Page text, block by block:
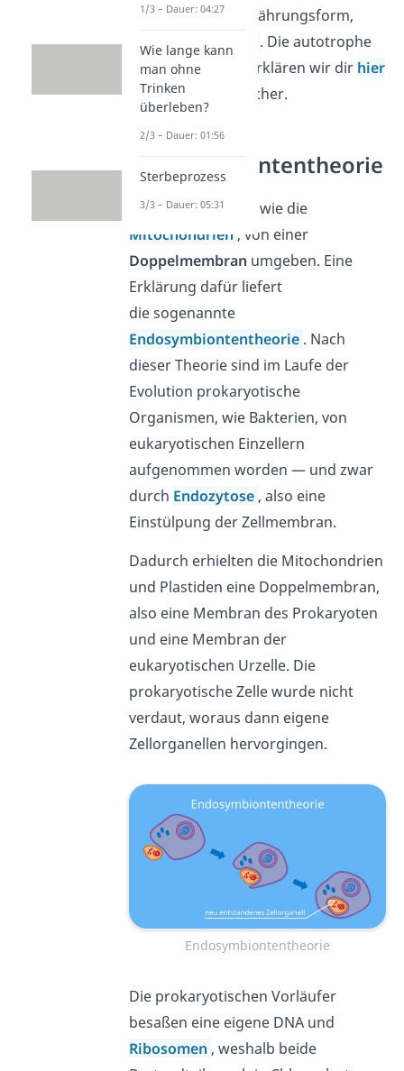
heterotrophen Ernährungsform,
bekommst du
. Die autotrophe
Ernährungsform erklären wir dir hier
im Video ausführlicher.
Endosymbiontentheorie
Ein Chloroplast ist, wie die
Mitochondrien , von einer
Doppelmembran umgeben. Eine
Erklärung dafür liefert
die sogenannte
Endosymbiontentheorie . Nach
dieser Theorie sind im Laufe der
Evolution prokaryotische
Organismen, wie Bakterien, von
eukaryotischen Einzellern
aufgenommen worden — und zwar
durch Endozytose , also eine
Einstülpung der Zellmembran.
Dadurch erhielten die Mitochondrien
und Plastiden eine Doppelmembran,
also eine Membran des Prokaryoten
und eine Membran der
eukaryotischen Urzelle. Die
prokaryotische Zelle wurde nicht
verdaut, woraus dann eigene
Zellorganellen hervorgingen.
Endosymbiontentheorie
Die prokaryotischen Vorläufer
besaßen eine eigene DNA und
Ribosomen , weshalb beide
1/3 – Dauer: 04:27
Wie lange kann
man ohne
Trinken
überleben?
2/3 – Dauer: 01:56
Sterbeprozess
3/3 – Dauer: 05:31